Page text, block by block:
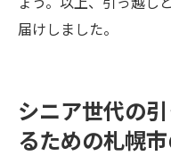
届けしました。
シニア世代の
るための札幌